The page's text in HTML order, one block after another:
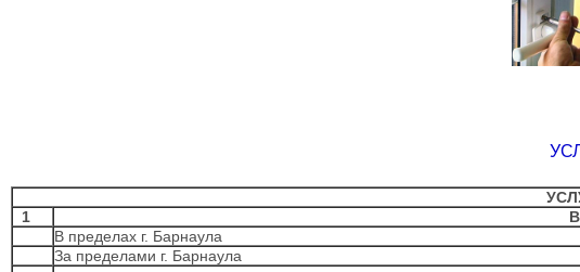
1
В пределах г. Барнаула
За пределами г. Барнаула